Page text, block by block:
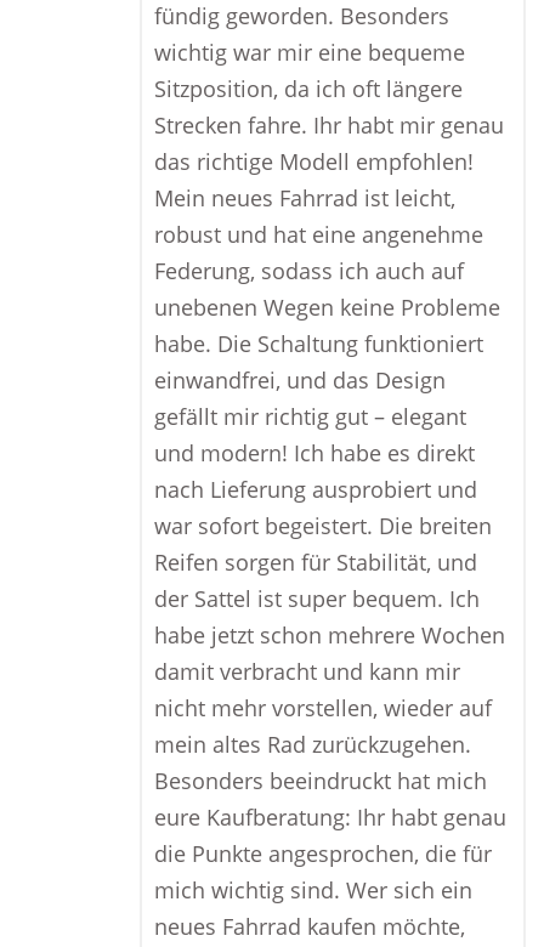
fündig geworden. Besonders
wichtig war mir eine bequeme
Sitzposition, da ich oft längere
Strecken fahre. Ihr habt mir genau
das richtige Modell empfohlen!
Mein neues Fahrrad ist leicht,
robust und hat eine angenehme
Federung, sodass ich auch auf
unebenen Wegen keine Probleme
habe. Die Schaltung funktioniert
einwandfrei, und das Design
gefällt mir richtig gut – elegant
und modern! Ich habe es direkt
nach Lieferung ausprobiert und
war sofort begeistert. Die breiten
Reifen sorgen für Stabilität, und
der Sattel ist super bequem. Ich
habe jetzt schon mehrere Wochen
damit verbracht und kann mir
nicht mehr vorstellen, wieder auf
mein altes Rad zurückzugehen.
Besonders beeindruckt hat mich
eure Kaufberatung: Ihr habt genau
die Punkte angesprochen, die für
mich wichtig sind. Wer sich ein
neues Fahrrad kaufen möchte,